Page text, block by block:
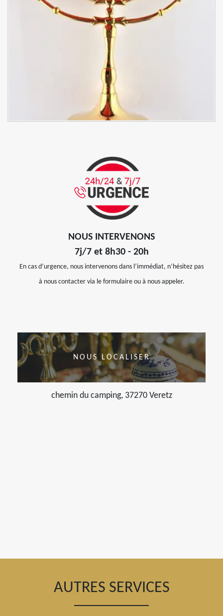
NOUS INTERVENONS
7j/7 et 8h30 - 20h
En cas d’urgence, nous intervenons dans l’immédiat, n’hésitez pas
à nous contacter via le formulaire ou à nous appeler.
NOUS LOCALISER
chemin du camping, 37270 Veretz
AUTRES SERVICES